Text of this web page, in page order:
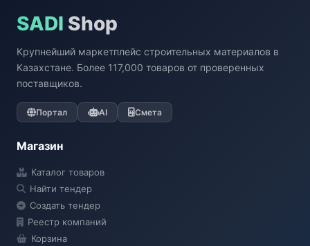
SADI Shop
Крупнейший маркетплейс строительных материалов в
Казахстане. Более 117,000 товаров от проверенных
поставщиков.
Портал AI Смета
Магазин
Каталог товаров
Найти тендер
Создать тендер
Реестр компаний
Корзина